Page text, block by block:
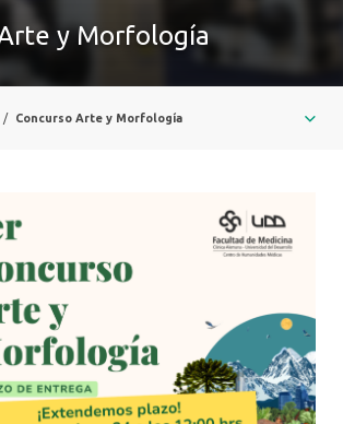
y Morfología
/ Concurso Arte y Morfología